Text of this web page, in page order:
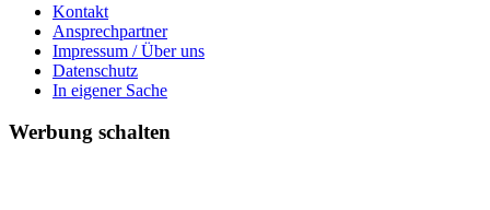
Kontakt
Ansprechpartner
Impressum / Über uns
Datenschutz
In eigener Sache
Werbung schalten